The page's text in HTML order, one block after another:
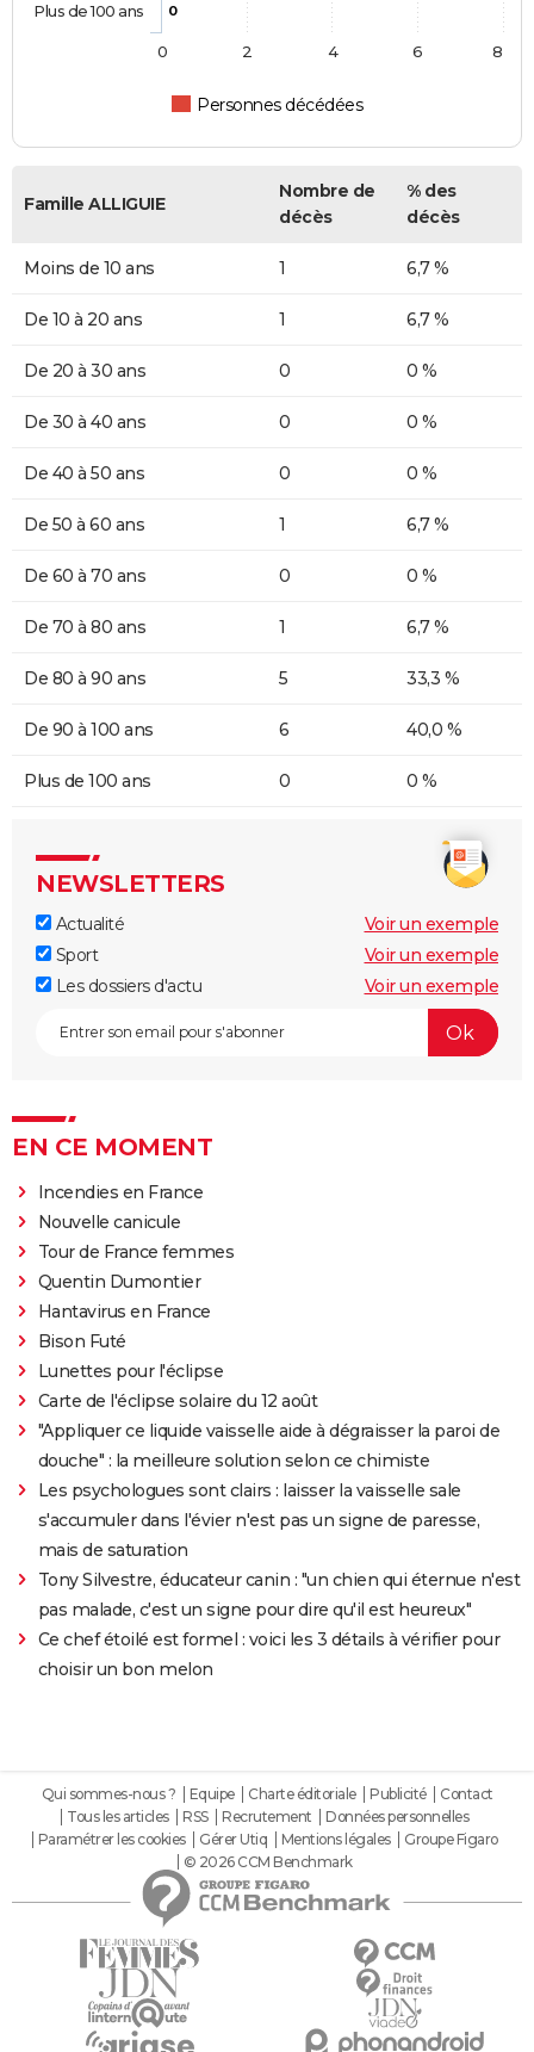
0
Personnes décédées
Plus de 100 ans
0 2 4 6 8
Famille ALLIGUIE
Nombre de
décès
% des
décès
Moins de 10 ans 1 6,7 %
De 10 à 20 ans 1 6,7 %
De 20 à 30 ans 0 0 %
De 30 à 40 ans 0 0 %
De 40 à 50 ans 0 0 %
De 50 à 60 ans 1 6,7 %
De 60 à 70 ans 0 0 %
De 70 à 80 ans 1 6,7 %
De 80 à 90 ans 5 33,3 %
De 90 à 100 ans 6 40,0 %
Plus de 100 ans 0 0 %
NEWSLETTERS
Actualité
Voir un exemple
Sport
Voir un exemple
Les dossiers d'actu
Voir un exemple
EN CE MOMENT
Incendies en France
Nouvelle canicule
Tour de France femmes
Quentin Dumontier
Hantavirus en France
Bison Futé
Lunettes pour l'éclipse
Carte de l'éclipse solaire du 12 août
"Appliquer ce liquide vaisselle aide à dégraisser la paroi de
douche" : la meilleure solution selon ce chimiste
Les psychologues sont clairs : laisser la vaisselle sale
s'accumuler dans l'évier n'est pas un signe de paresse,
mais de saturation
Tony Silvestre, éducateur canin : "un chien qui éternue n'est
pas malade, c'est un signe pour dire qu'il est heureux"
Ce chef étoilé est formel : voici les 3 détails à vérifier pour
choisir un bon melon
Qui sommes-nous ? Equipe Charte éditoriale Publicité
Contact
Tous les articles
RSS Recrutement
Données personnelles
Paramétrer les cookies
Gérer Utiq Mentions légales
Groupe Figaro
© 2026 CCM Benchmark